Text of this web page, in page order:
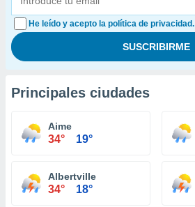
He leído y acepto la política de privacidad.
Principales ciudades
Aime
34° 19°
Albertville
34° 18°